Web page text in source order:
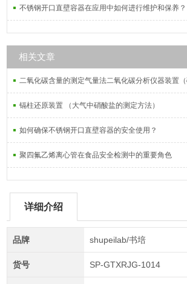
不锈钢开口直壁容器在应用中如何进行维护和保养？
相关文章
二氧化碳含量的测定气量法二氧化碳分析仪器装置（
镉柱还原装置 （大气中硝酸盐的测定方法）
如何确保不锈钢开口直壁容器的安全使用？
聚四氟乙烯离心管在食品安全检测中的重要角色
详细介绍
品牌 shupeilab/书培
货号 SP-GTXRJG-1014